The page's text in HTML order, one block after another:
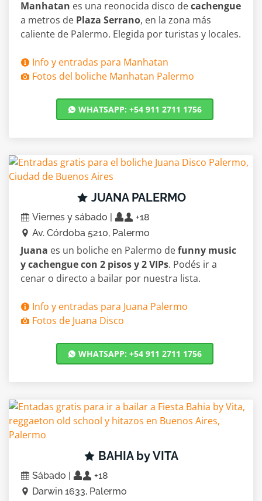
Manhatan es una reonocida disco decachengue
a metros de Plaza Serrano, en la zona más
caliente de Palermo. Elegida por turistas y locales.
Info y entradas para Manhatan
Fotos del boliche Manhatan Palermo
WHATSAPP: +54 911 2711 1756
JUANA PALERMO
Viernes y sábado |
+18
Av. Córdoba 5210, Palermo
Juana es un boliche en Palermo defunny music
y cachengue con 2 pisos y 2 VIPs. Podés ir a
cenar o directo a bailar por nuestra lista.
Info y entradas para Juana Palermo
Fotos de Juana Disco
WHATSAPP: +54 911 2711 1756
BAHIA by VITA
Sábado |
+18
Darwin 1633, Palermo